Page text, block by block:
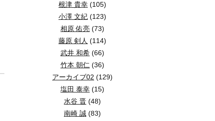
根津 貴幸 (105)
小澤 文紀 (123)
相原 佑亮 (73)
藤原 剣人 (114)
武井 和希 (66)
竹本 朝仁 (36)
アーカイブ02 (129)
塩田 泰幸 (15)
水谷 晋 (48)
南崎 誠 (83)